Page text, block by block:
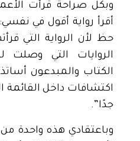
وبكل صراحة قرأت
أقرأ رواية أقول في
حظ لأن الرواية التي
الروايات التي وصلت
الكتاب والمبدعون
اكتشافات داخل القائمة
جدًا”.
وباعتقادي هذه واحدة